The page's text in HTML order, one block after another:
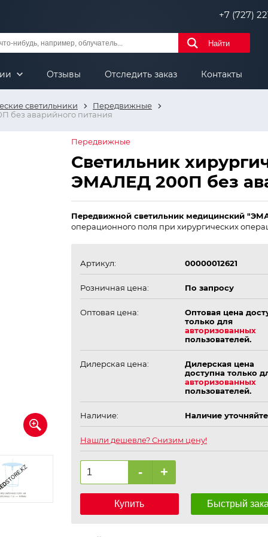
+7 (727)
Найти
Отзывы Отследить заказ Контакты
светильники
Передвижные
без аварийного питания
Передвижные
Светильник
ЭМАЛЕД 200П без
Передвижной светильник медицинский
операционного поля при хирургических
Артикул: 00000012621
Розничная цена: По запросу
Оптовая цена:
Оптовая цена
только для
авторизованных
пользователей.
Дилерская цена:
Дилерская цена
доступна только
авторизованных
пользователей.
Наличие: Наличие уточняйте
Нашли дешевле? Снизим цену!
- +
Купить Быстрый